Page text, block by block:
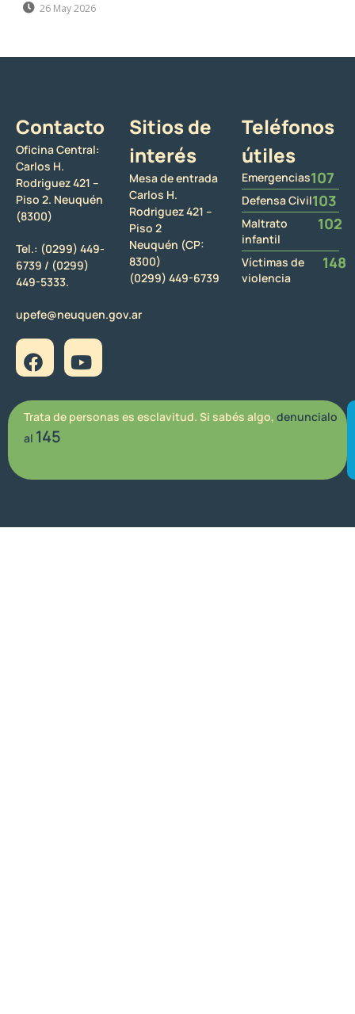
26 May 2026
Contacto
Oficina Central:
Carlos H.
Rodriguez 421 –
Piso 2. Neuquén
(8300)
Tel.: (0299) 449-
6739 / (0299)
449-5333.
upefe@neuquen.gov.ar
Sitios de
interés
Mesa de entrada
Carlos H.
Rodriguez 421 –
Piso 2
Neuquén (CP:
8300)
(0299) 449-6739
Teléfonos
útiles
Emergencias107
Defensa Civil103
Maltrato
infantil
102
Víctimas de
violencia
148
Trata de personas es esclavitud. Si sabés algo, denuncialo
al 145